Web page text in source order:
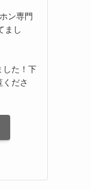
ン専門
まし
した！下
ださ